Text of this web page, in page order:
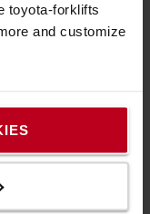
toyota-forklifts
and customize
kde si
na svoje.
sú také hlučné.
ako je
mohol
poháňaného